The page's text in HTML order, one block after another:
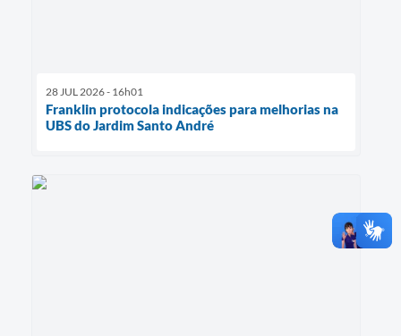
28 JUL 2026 - 16h01
Franklin protocola indicações para melhorias na
UBS do Jardim Santo André